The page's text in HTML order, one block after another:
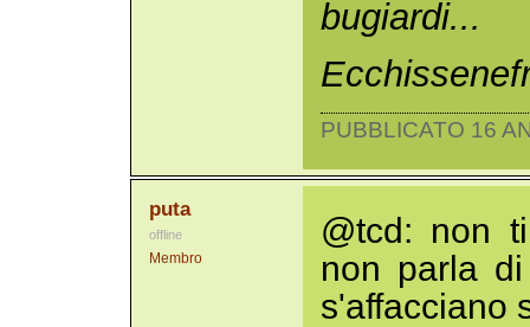
bugiardi...
PUBBLICATO 16
puta
offline
Membro
@tcd: non
non parla
s'affacciano